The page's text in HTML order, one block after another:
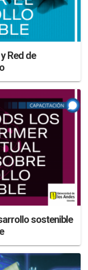
Red de
sostenible